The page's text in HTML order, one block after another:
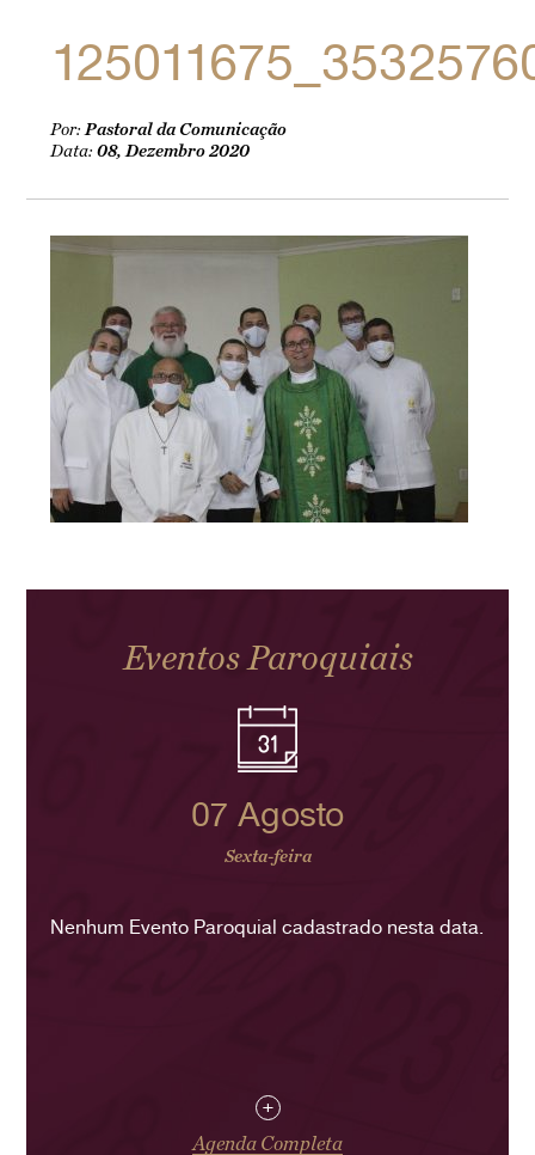
Por:Pastoral da Comunicação
Data:08, Dezembro 2020
Eventos Paroquiais
07 Agosto
Sexta-feira
Nenhum Evento Paroquial cadastrado nesta data.
+
Agenda Completa